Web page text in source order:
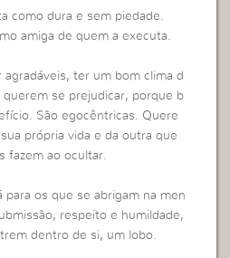
como dura e sem piedade.
amiga de quem a executa.
ter um bom clima d
se prejudicar, porque b
São egocêntricas. Quere
própria vida e da outra que
fazem ao ocultar.
para os que se abrigam na men
respeito e humildade,
dentro de si, um lobo.